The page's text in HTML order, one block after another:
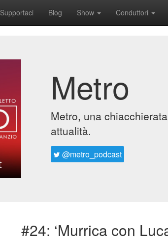
Supportaci Blog Show Conduttori
Metro
Metro, una
attualità.
@metro_podcast
#24: ‘Murrica con